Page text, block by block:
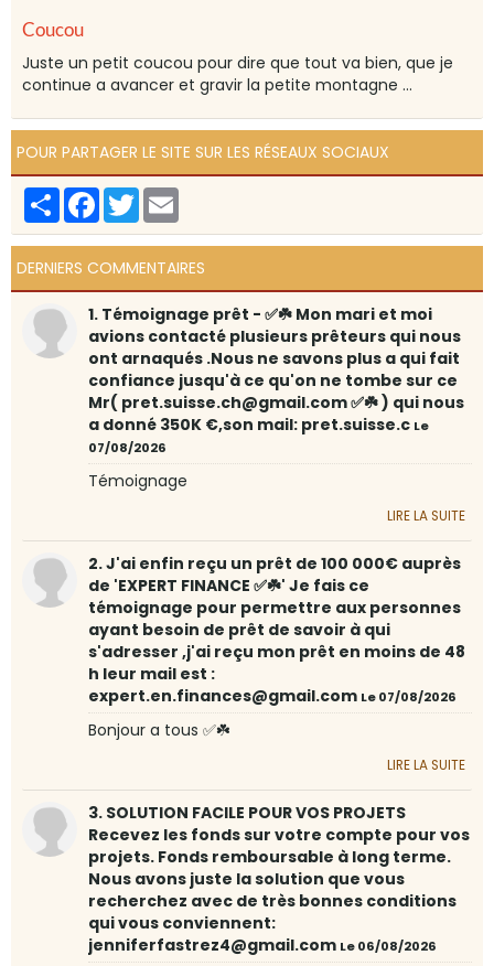
Coucou
Juste un petit coucou pour dire que tout va bien, que je
continue a avancer et gravir la petite montagne ...
POUR PARTAGER LE SITE SUR LES RÉSEAUX SOCIAUX
PartagerFacebook
Twitter
DERNIERS COMMENTAIRES
1. Témoignage prêt - ✅☘️ Mon mari et moi
avions contacté plusieurs prêteurs qui nous
ont arnaqués .Nous ne savons plus a qui fait
confiance jusqu'à ce qu'on ne tombe sur ce
Mr( pret.suisse.ch@gmail.com ✅☘️ ) qui nous
a donné 350K €,son mail: pret.suisse.c Le
07/08/2026
Témoignage
LIRE LA SUITE
2. J'ai enfin reçu un prêt de 100 000€ auprès
de 'EXPERT FINANCE ✅☘️' Je fais ce
témoignage pour permettre aux personnes
ayant besoin de prêt de savoir à qui
s'adresser ,j'ai reçu mon prêt en moins de 48
h leur mail est :
expert.en.finances@gmail.com Le 07/08/2026
Bonjour a tous ✅☘️
LIRE LA SUITE
3. SOLUTION FACILE POUR VOS PROJETS
Recevez les fonds sur votre compte pour vos
projets. Fonds remboursable à long terme.
Nous avons juste la solution que vous
recherchez avec de très bonnes conditions
qui vous conviennent:
jenniferfastrez4@gmail.com Le 06/08/2026